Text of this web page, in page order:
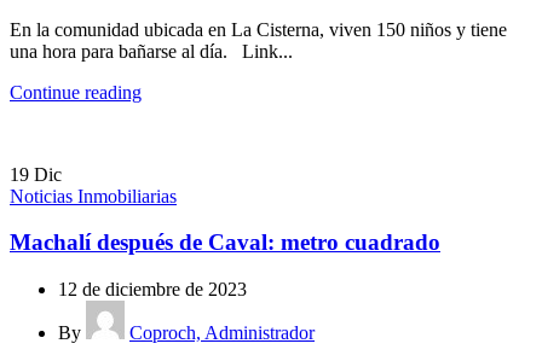
En la comunidad ubicada en La Cisterna, viven 150 niños y tiene
una hora para bañarse al día. Link...
Continue reading
19 Dic
Noticias Inmobiliarias
Machalí después de Caval: metro cuadrado
12 de diciembre de 2023
By
Coproch, Administrador